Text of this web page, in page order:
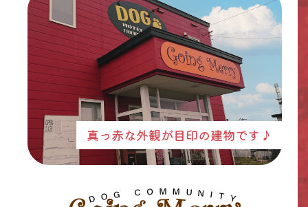
真っ赤な外観が目印の建物です♪